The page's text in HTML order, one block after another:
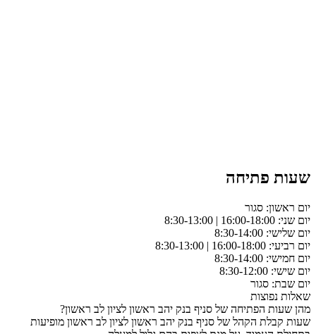
שעות פתיחה
יום ראשון: סגור
יום שני: 16:00-18:00 | 8:30-13:00
יום שלישי: 8:30-14:00
יום רביעי: 16:00-18:00 | 8:30-13:00
יום חמישי: 8:30-14:00
יום שישי: 8:30-12:00
יום שבת: סגור
שאלות נפוצות
מהן שעות הפתיחה של סניף בנק יהב ראשון לציון לב ראשון?
שעות קבלת הקהל של סניף בנק יהב ראשון לציון לב ראשון מופיעות